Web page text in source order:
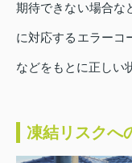
期待できない場合な
に対応するエラーコ
などをもとに正しい
凍結リスクへ